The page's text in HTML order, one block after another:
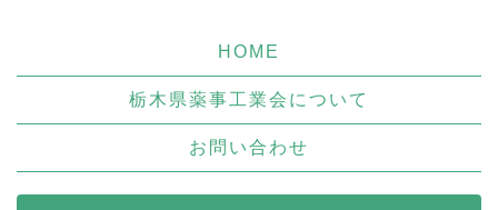
HOME
栃木県薬事工業会について
お問い合わせ